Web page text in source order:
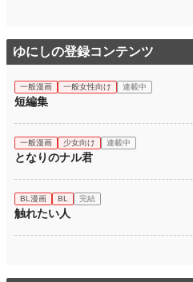
ゆにしの登録コンテンツ
一般漫画 一般女性向け 連載中
短編集
一般漫画 少女向け 連載中
となりのナル君
BL漫画 BL 完結
触れたい人